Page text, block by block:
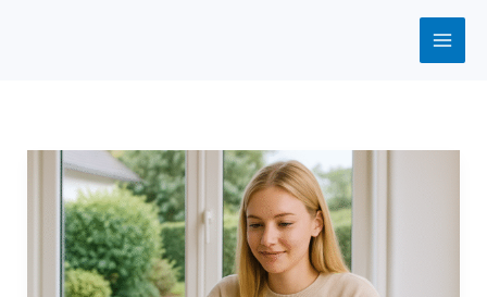
Chwilówki
a
kredyt
bankowy
–